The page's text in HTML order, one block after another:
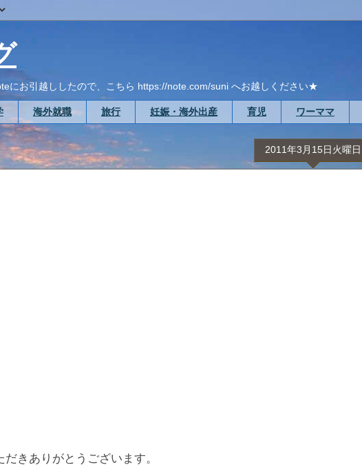
にお引越ししたので、こちら https://note.com/suni へお越しください★
海外就職 旅行 妊娠・海外出産 育児 ワーママ
2011年3月15日火曜日
きありがとうございます。